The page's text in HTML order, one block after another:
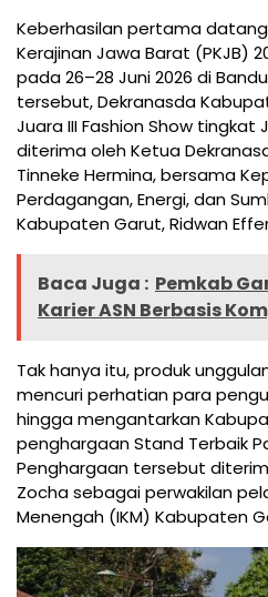
Keberhasilan pertama
Kerajinan Jawa Barat (PKJB)
pada 26–28 Juni 2026 di
tersebut, Dekranasda
Juara III Fashion Show
diterima oleh Ketua
Tinneke Hermina, bersama
Perdagangan, Energi, dan
Kabupaten Garut, Ridwan
Baca Juga : Pemkab
Karier ASN Berbasis
Tak hanya itu, produk
mencuri perhatian para
hingga mengantarkan
penghargaan Stand Terbaik
Penghargaan tersebut
Zocha sebagai perwakilan
Menengah (IKM) Kabupaten